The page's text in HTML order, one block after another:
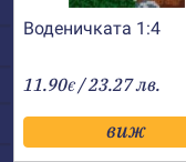
Воденичката 1:4
11.90€ / 23.27 лв.
виж